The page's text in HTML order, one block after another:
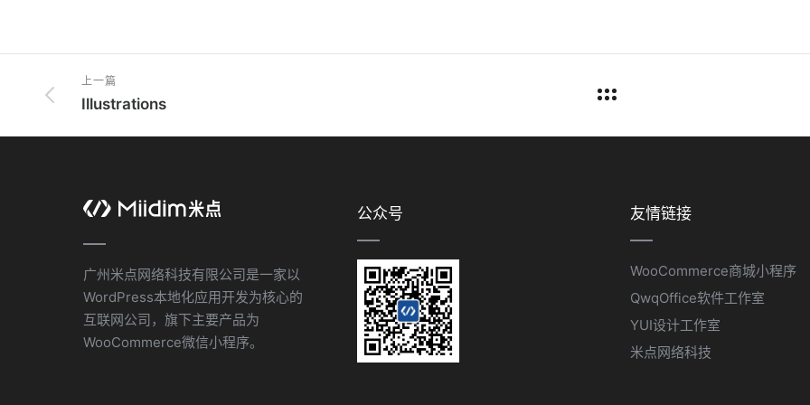
上一篇
Illustrations
广州米点网络科技有限公司是一家以
WordPress本地化应用开发为核心的
互联网公司，旗下主要产品为
WooCommerce微信小程序。
公众号 友情链接
WooCommerce商城小程序
QwqOffice软件工作室
YUI设计工作室
米点网络科技